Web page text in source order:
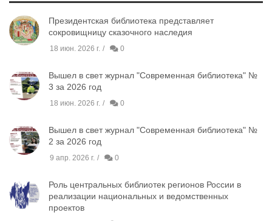
Президентская библиотека представляет
сокровищницу сказочного наследия
18 июн. 2026 г. 0
Вышел в свет журнал "Современная библиотека" №
3 за 2026 год
18 июн. 2026 г. 0
Вышел в свет журнал "Современная библиотека" №
2 за 2026 год
9 апр. 2026 г. 0
Роль центральных библиотек регионов России в
реализации национальных и ведомственных
проектов